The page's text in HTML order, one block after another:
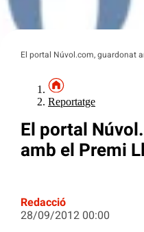
El portal Núvol.com, guardonat
Reportatge
El portal
amb el Premi
Redacció
28/09/2012 00:00